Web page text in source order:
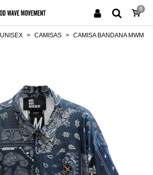
0
UNISEX > CAMISAS > CAMISA BANDANA MWM